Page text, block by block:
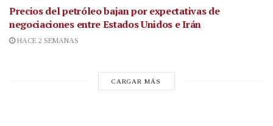
Precios del petróleo bajan por expectativas de
negociaciones entre Estados Unidos e Irán
HACE 2 SEMANAS
CARGAR MÁS